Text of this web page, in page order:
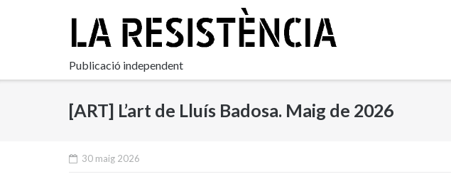
Publicació independent
[ART] L’art de Lluís Badosa. Maig de 2026
30 maig 2026